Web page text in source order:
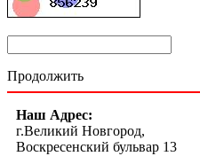
Продолжить
Наш Адрес:
г.Великий Новгород,
Воскресенский бульвар 13